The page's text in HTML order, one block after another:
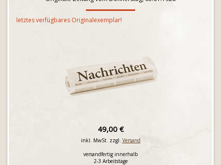
letztes verfügbares Originalexemplar!
49,00 €
inkl. MwSt. zzgl. Versand
versandfertig innerhalb
2-3 Arbeitstage